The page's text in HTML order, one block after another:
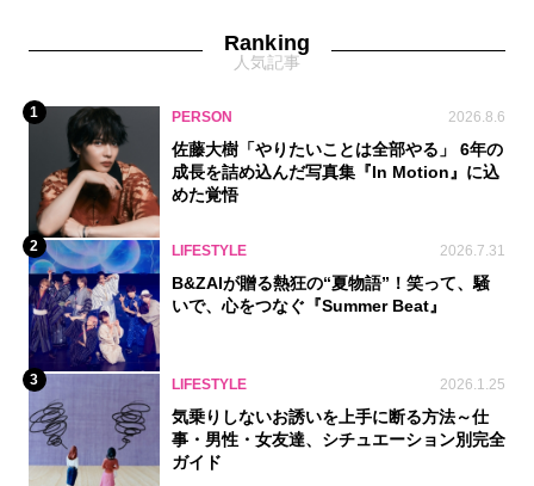
Ranking
人気記事
1 PERSON 2026.8.6
佐藤大樹「やりたいことは全部やる」 6年の
成長を詰め込んだ写真集『In Motion』に込
めた覚悟
2 LIFESTYLE 2026.7.31
B&ZAIが贈る熱狂の“夏物語”！笑って、騒
いで、心をつなぐ『Summer Beat』
3 LIFESTYLE 2026.1.25
気乗りしないお誘いを上手に断る方法～仕
事・男性・女友達、シチュエーション別完全
ガイド